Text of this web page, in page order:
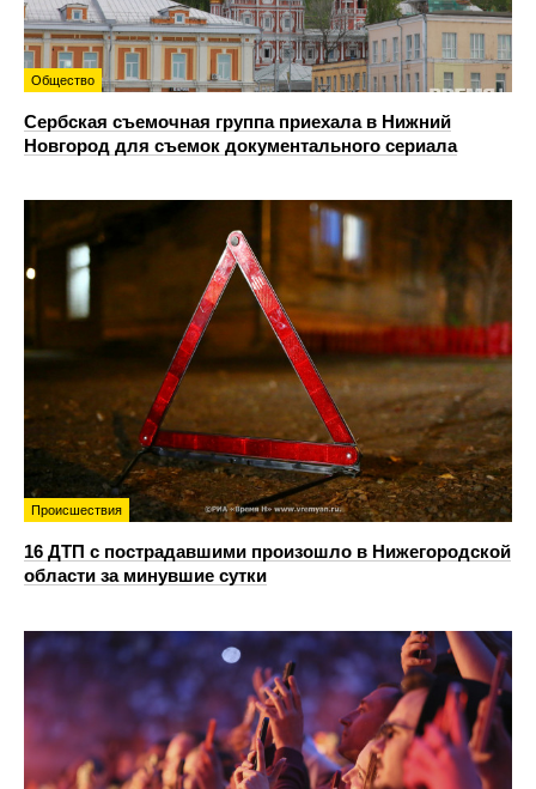
Общество
Сербская съемочная группа приехала в Нижний
Новгород для съемок документального сериала
Происшествия
16 ДТП с пострадавшими произошло в Нижегородской
области за минувшие сутки